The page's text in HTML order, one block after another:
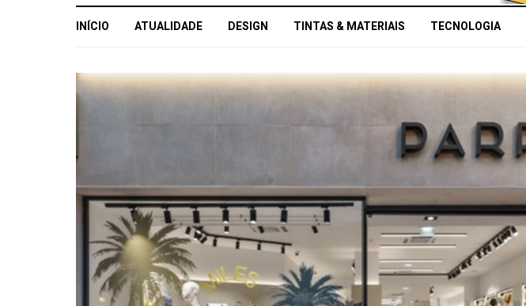
INÍCIO ATUALIDADE DESIGN TINTAS & MATERIAIS TECNOLOGIA